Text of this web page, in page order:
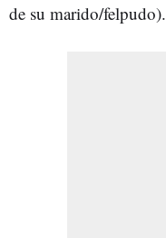
de su marido/felpudo).